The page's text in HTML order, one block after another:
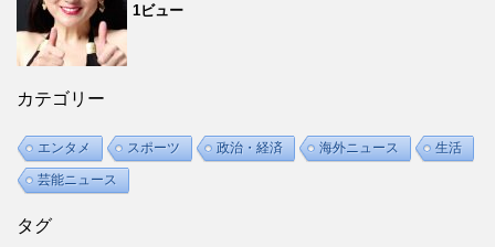
1ビュー
カテゴリー
エンタメ スポーツ 政治・経済 海外ニュース 生活
芸能ニュース
タグ